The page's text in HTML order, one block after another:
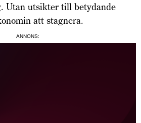
Utan utsikter till betydande
att stagnera.
ANNONS: